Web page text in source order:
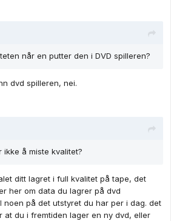
når en putter den i DVD spilleren?
dvd spilleren, nei.
ikke å miste kvalitet?
ditt lagret i full kvalitet på tape, det
her om data du lagrer på dvd
noen på det utstyret du har per i dag. det
at du i fremtiden lager en ny dvd, eller